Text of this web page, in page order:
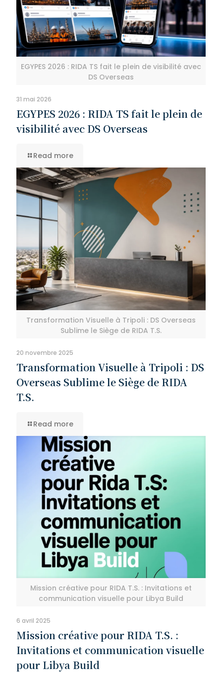
EGYPES 2026 : RIDA TS fait le plein de visibilité avec
DS Overseas
31 mai 2026
EGYPES 2026 : RIDA TS fait le plein de
visibilité avec DS Overseas
Read more
Transformation Visuelle à Tripoli : DS Overseas
Sublime le Siège de RIDA T.S.
20 novembre 2025
Transformation Visuelle à Tripoli : DS
Overseas Sublime le Siège de RIDA
T.S.
Read more
Mission créative pour RIDA T.S. : Invitations et
communication visuelle pour Libya Build
6 avril 2025
Mission créative pour RIDA T.S. :
Invitations et communication visuelle
pour Libya Build